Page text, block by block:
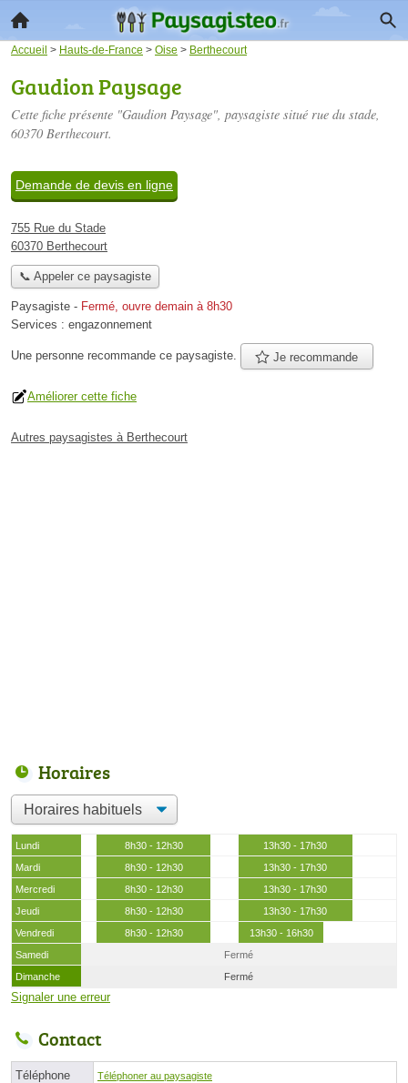
Accueil > Hauts-de-France > Oise > Berthecourt
Gaudion Paysage
Cette fiche présente "Gaudion Paysage", paysagiste situé rue du stade,
60370 Berthecourt.
Demande de devis en ligne
755 Rue du Stade
60370 Berthecourt
📞 Appeler ce paysagiste
Paysagiste - Fermé, ouvre demain à 8h30
Services : engazonnement
Une personne recommande ce paysagiste. Je recommande
Améliorer cette fiche
Autres paysagistes à Berthecourt
Horaires
Lundi 8h30 - 12h30
13h30 - 17h30
Mardi
8h30 - 12h30
13h30 - 17h30
Mercredi
8h30 - 12h30
13h30 - 17h30
Jeudi
8h30 - 12h30
13h30 - 17h30
Vendredi
8h30 - 12h30
13h30 - 16h30
Samedi
Fermé
Dimanche
Fermé
Signaler une erreur
Contact
Téléphone Téléphoner au paysagiste